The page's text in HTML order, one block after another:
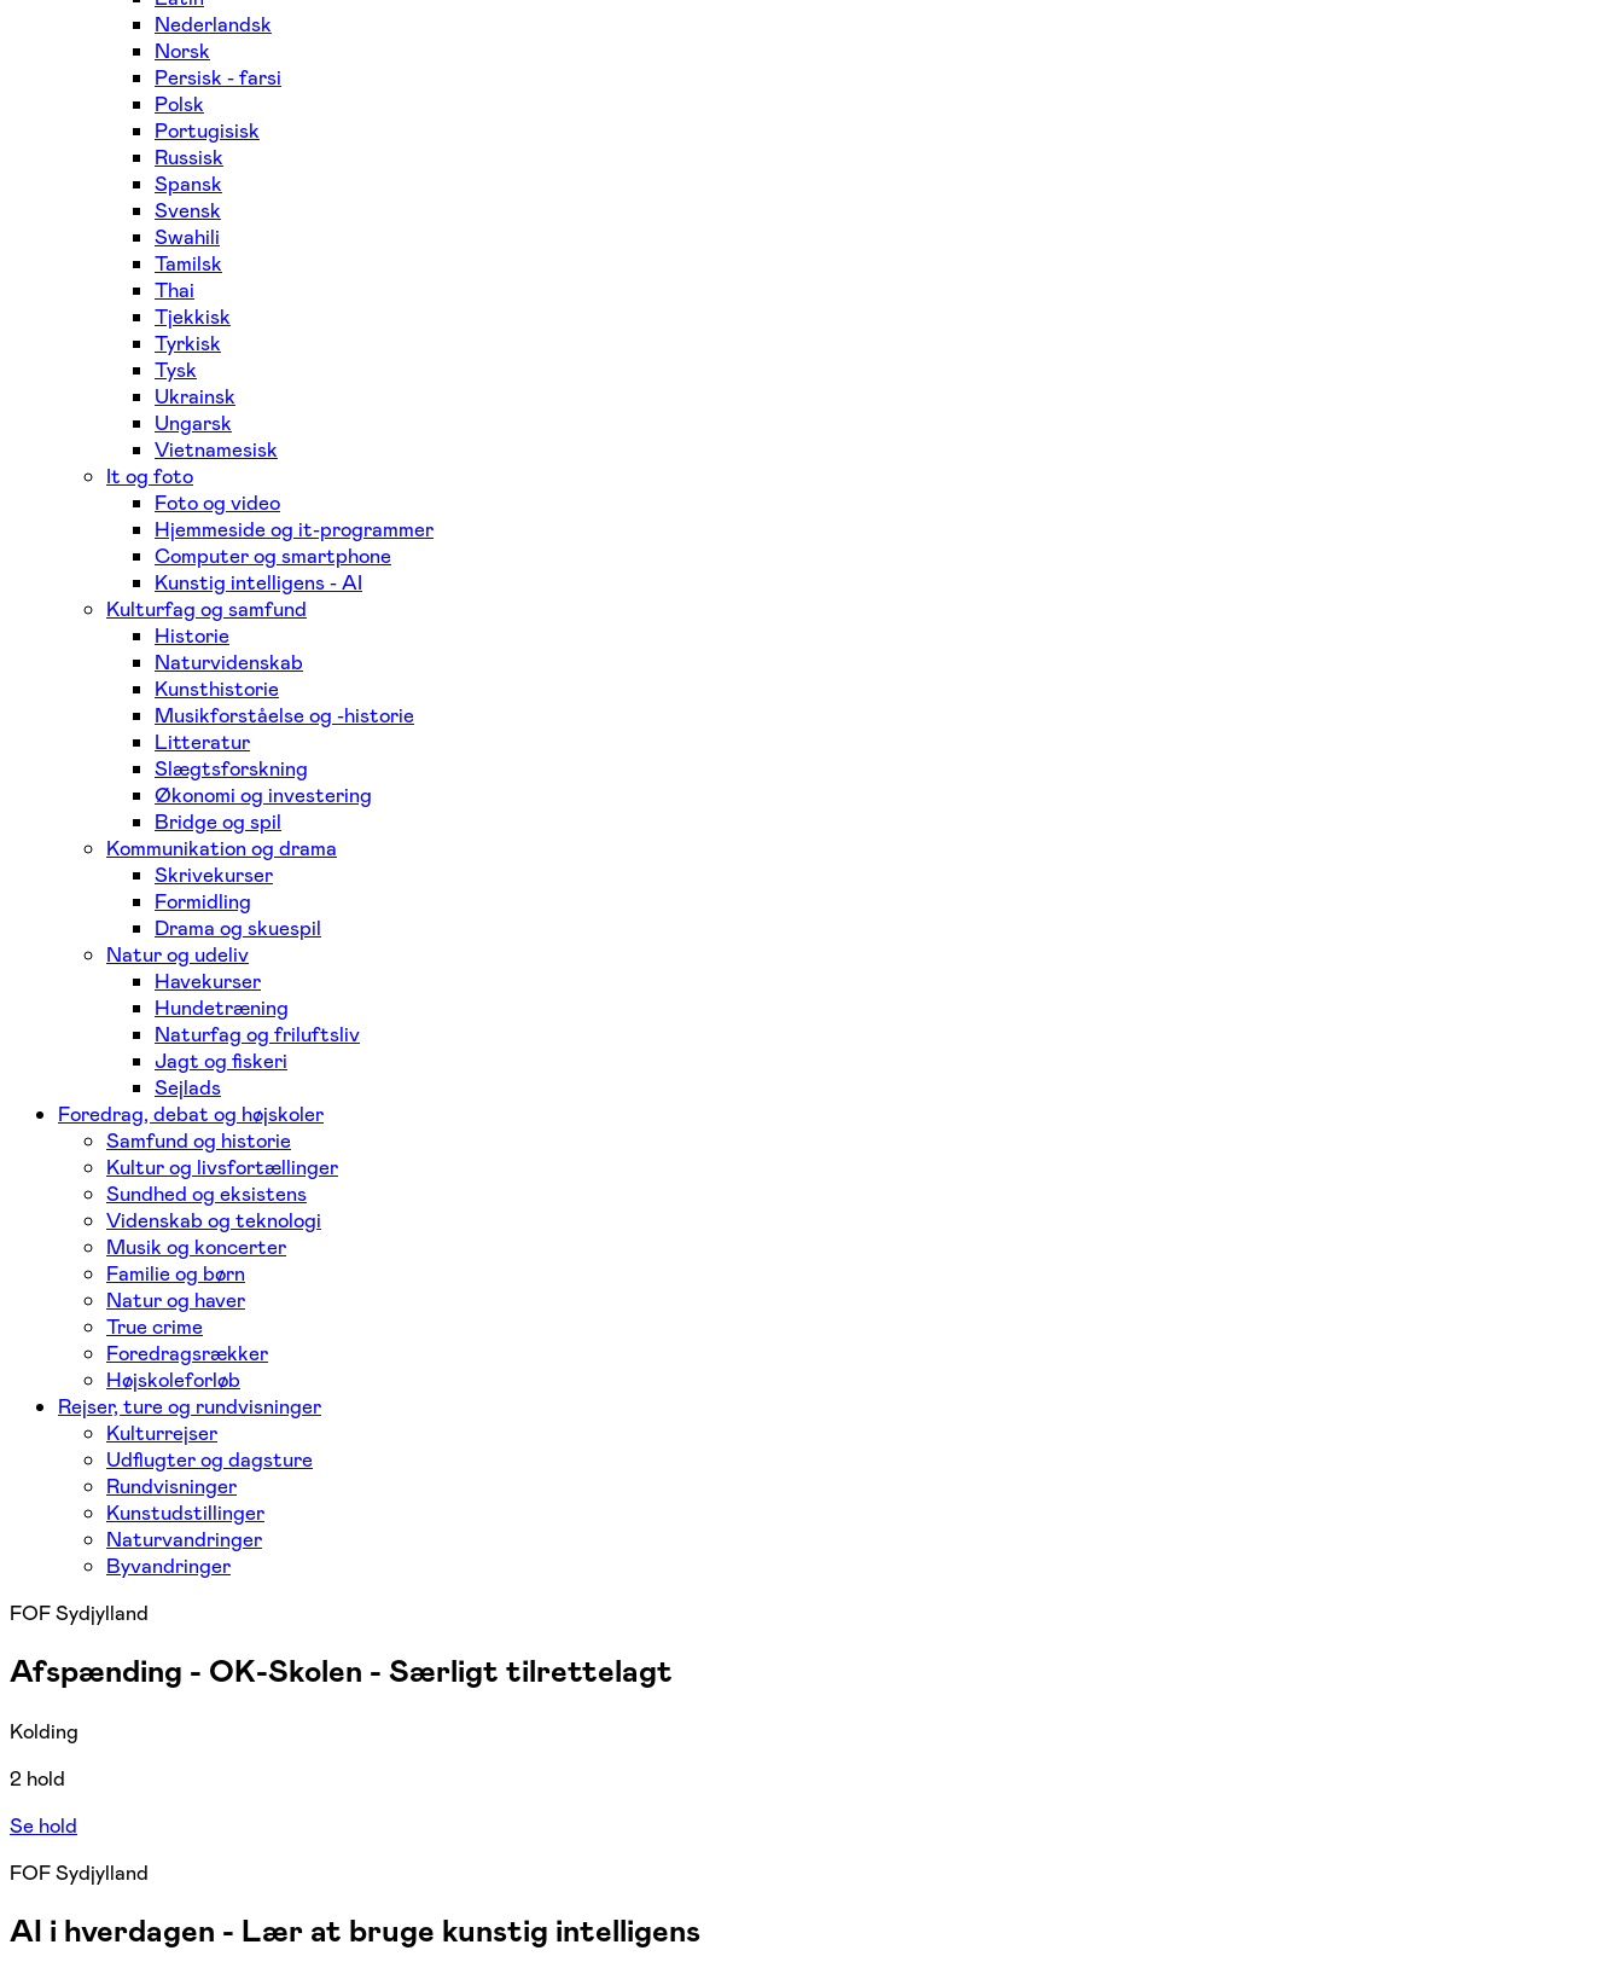
Nederlandsk
Norsk
Persisk - farsi
Polsk
Portugisisk
Russisk
Spansk
Svensk
Swahili
Tamilsk
Thai
Tjekkisk
Tyrkisk
Tysk
Ukrainsk
Ungarsk
Vietnamesisk
It og foto
Foto og video
Hjemmeside og it-programmer
Computer og smartphone
Kunstig intelligens - AI
Kulturfag og samfund
Historie
Naturvidenskab
Kunsthistorie
Musikforståelse og -historie
Litteratur
Slægtsforskning
Økonomi og investering
Bridge og spil
Kommunikation og drama
Skrivekurser
Formidling
Drama og skuespil
Natur og udeliv
Havekurser
Hundetræning
Naturfag og friluftsliv
Jagt og fiskeri
Sejlads
Foredrag, debat og højskoler
Samfund og historie
Kultur og livsfortællinger
Sundhed og eksistens
Videnskab og teknologi
Musik og koncerter
Familie og børn
Natur og haver
True crime
Foredragsrækker
Højskoleforløb
Rejser, ture og rundvisninger
Kulturrejser
Udflugter og dagsture
Rundvisninger
Kunstudstillinger
Naturvandringer
Byvandringer
FOF Sydjylland
Afspænding - OK-Skolen - Særligt tilrettelagt
Kolding
2 hold
Se hold
FOF Sydjylland
AI i hverdagen - Lær at bruge kunstig intelligens